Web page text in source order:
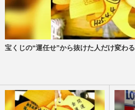
宝くじの“運任せ”から抜けた人だけ変わる